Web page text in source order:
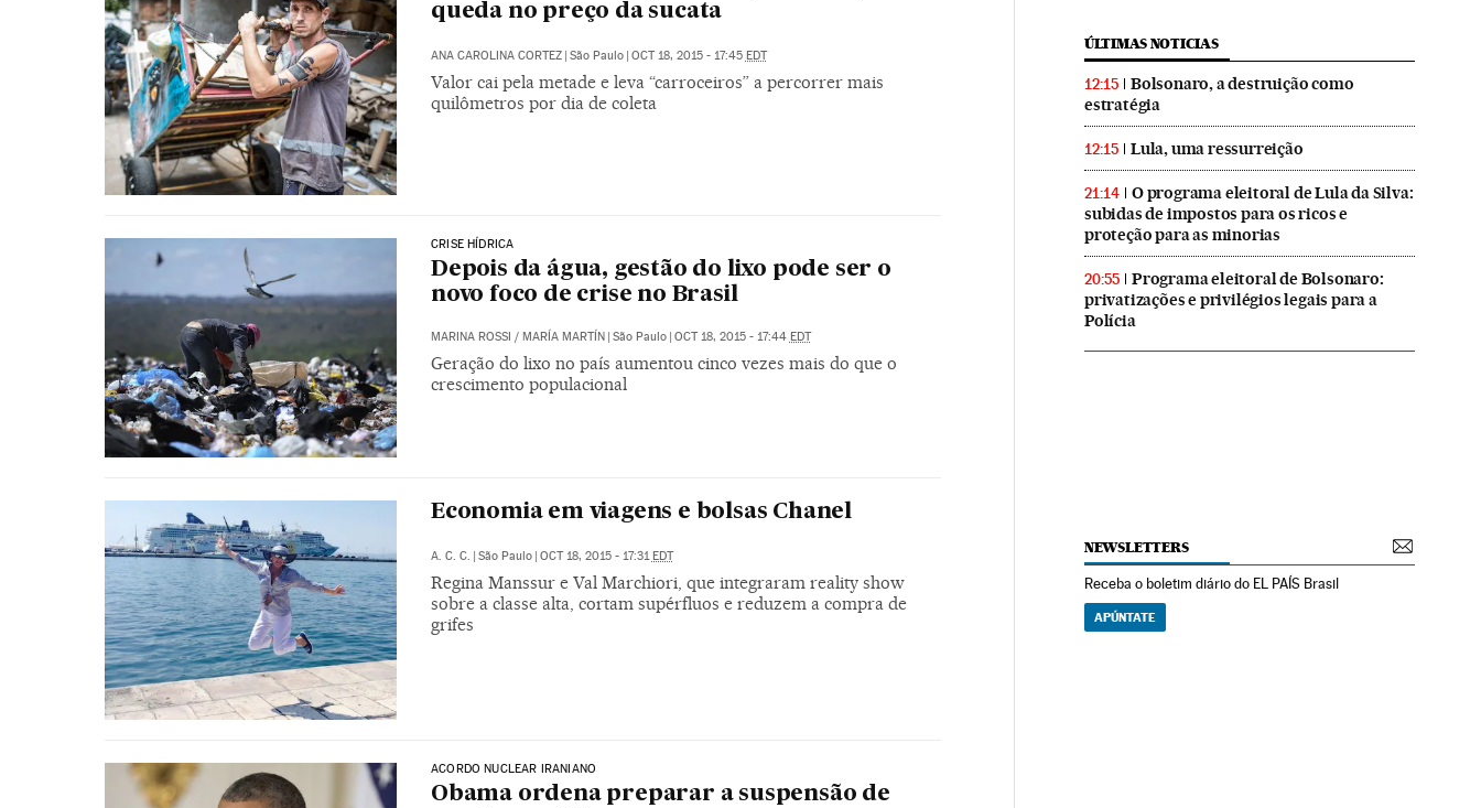
queda no preço da sucata
ANA CAROLINA CORTEZ | São Paulo | OCT 18, 2015 - 17:45 EDT
Valor cai pela metade e leva “carroceiros” a percorrer mais
quilômetros por dia de coleta
CRISE HÍDRICA
Depois da água, gestão do lixo pode ser o
novo foco de crise no Brasil
MARINA ROSSI / MARÍA MARTÍN São Paulo OCT 18, 2015 - 17:44 EDT
Geração do lixo no país aumentou cinco vezes mais do que o
crescimento populacional
Economia em viagens e bolsas Chanel
A. C. C. | São Paulo | OCT 18, 2015 - 17:31EDT
Regina Manssur e Val Marchiori, que integraram reality show
sobre a classe alta, cortam supérfluos e reduzem a compra de
grifes
ACORDO NUCLEAR IRANIANO
Obama ordena preparar a suspensão de
ÚLTIMAS NOTICIAS
12:15
Bolsonaro, a destruição como
estratégia
12:15 Lula, uma ressurreição
21:14
O programa eleitoral de Lula da Silva:
subidas de impostos para os ricos e
proteção para as minorias
20:55
Programa eleitoral de Bolsonaro:
privatizações e privilégios legais para a
Polícia
NEWSLETTERS
Receba o boletim diário do EL PAÍS Brasil
APÚNTATE